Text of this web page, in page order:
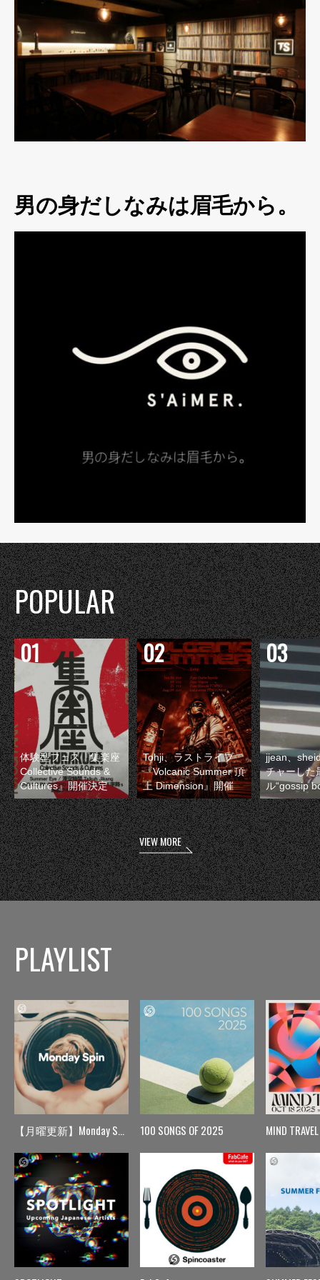
男の身だしなみは眉毛から。
POPULAR
体験型フェス『集楽座
Collective Sounds &
Cultures』開催決定
Tohji、ラストライブ
『Volcanic Summer 頂
上 Dimension』開催
jjean、
チャーした
ル“gossip
VIEW MORE
PLAYLIST
【月曜更新】Monday Spin 100 SONGS OF 2025 MIND TRAVEL